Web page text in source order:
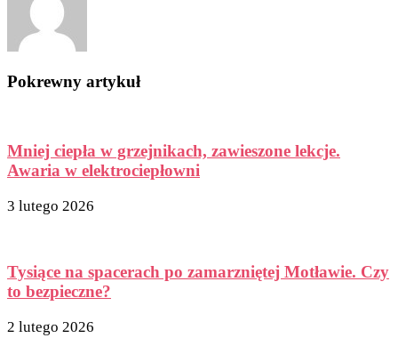
Pokrewny artykuł
Mniej ciepła w grzejnikach, zawieszone lekcje.
Awaria w elektrociepłowni
3 lutego 2026
Tysiące na spacerach po zamarzniętej Motławie. Czy
to bezpieczne?
2 lutego 2026